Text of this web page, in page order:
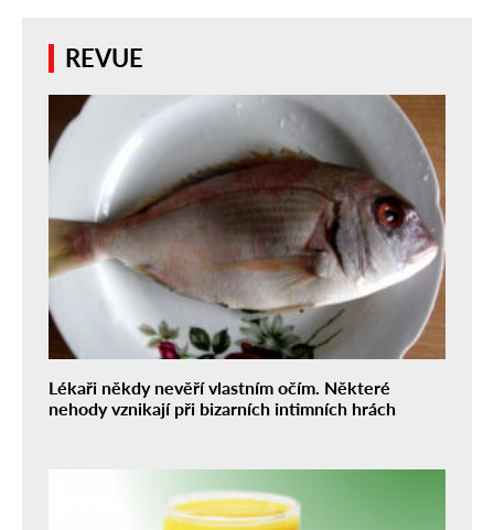
REVUE
Lékaři někdy nevěří vlastním očím. Některé
nehody vznikají při bizarních intimních hrách